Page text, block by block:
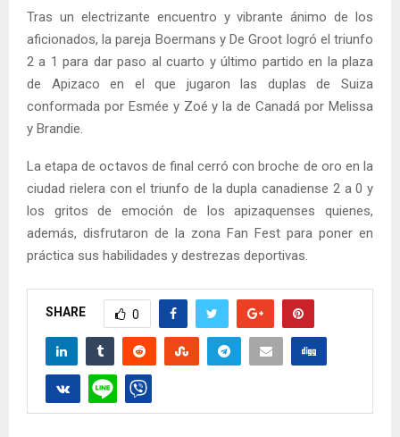
Tras un electrizante encuentro y vibrante ánimo de los
aficionados, la pareja Boermans y De Groot logró el triunfo
2 a 1 para dar paso al cuarto y último partido en la plaza
de Apizaco en el que jugaron las duplas de Suiza
conformada por Esmée y Zoé y la de Canadá por Melissa
y Brandie.
La etapa de octavos de final cerró con broche de oro en la
ciudad rielera con el triunfo de la dupla canadiense 2 a 0 y
los gritos de emoción de los apizaquenses quienes,
además, disfrutaron de la zona Fan Fest para poner en
práctica sus habilidades y destrezas deportivas.
SHARE 0